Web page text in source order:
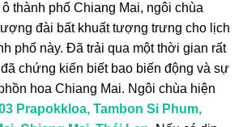
thành phố Chiang Mai, ngôi chùa
đài bất khuất tượng trưng cho lịch
phố này. Đã trải qua một thời gian rất
chứng kiến biết bao biến động và sự
hoa Chiang Mai. Ngôi chùa hiện
Prapokkloa, Tambon Si Phum,